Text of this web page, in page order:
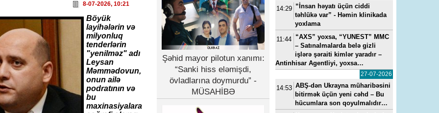
8-07-2026, 10:21
Böyük
layihələrin və
milyonluq
tenderlərin
"yenilməz" adı
Leysan
Məmmədovun,
onun ailə
podratının və
bu
maxinasiyalara
Şəhid mayor pilotun xanımı:
“Sanki hiss eləmişdi,
övladlarına doymurdu” -
MÜSAHİBƏ
14:29 “İnsan həyatı üçün ciddi
təhlükə var” - Həmin klinikada
yoxlama
11:44 “AXS” yoxsa, “YUNEST” MMC
– Satınalmalarda belə gizli
işlərə şəraiti kimlər yaradır –
Antinhisar Agentliyi, yoxsa…
27-07-2026
14:53 ABŞ-dən Ukrayna müharibəsini
bitirmək üçün yeni cəhd – Bu
hücumlara son qoyulmalıdır…